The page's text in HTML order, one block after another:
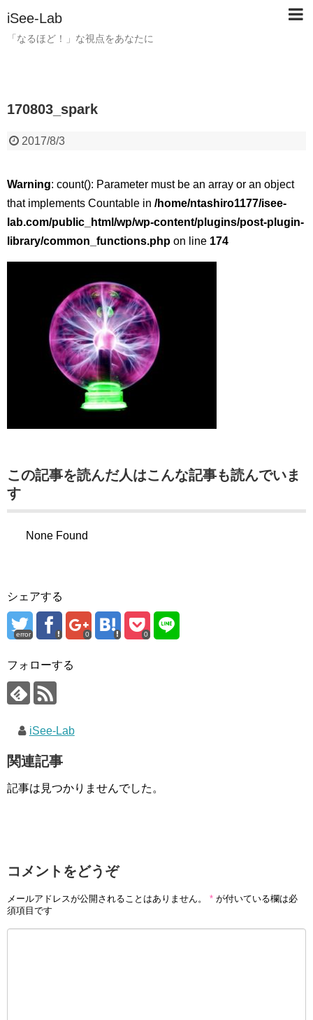
iSee-Lab
「なるほど！」な視点をあなたに
170803_spark
2017/8/3
Warning: count(): Parameter must be an array or an object
that implements Countable in /home/ntashiro1177/isee-
lab.com/public_html/wp/wp-content/plugins/post-plugin-
library/common_functions.php on line 174
この記事を読んだ人はこんな記事も読んでいま
す
None Found
シェアする
error 0 0
フォローする
iSee-Lab
関連記事
記事は見つかりませんでした。
コメントをどうぞ
メールアドレスが公開されることはありません。 * が付いている欄は必
須項目です